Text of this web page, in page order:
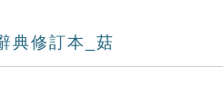
典修訂本_菇